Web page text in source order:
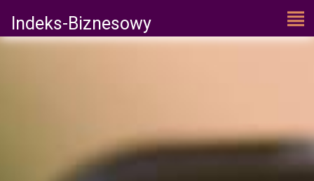
Indeks-Biznesowy